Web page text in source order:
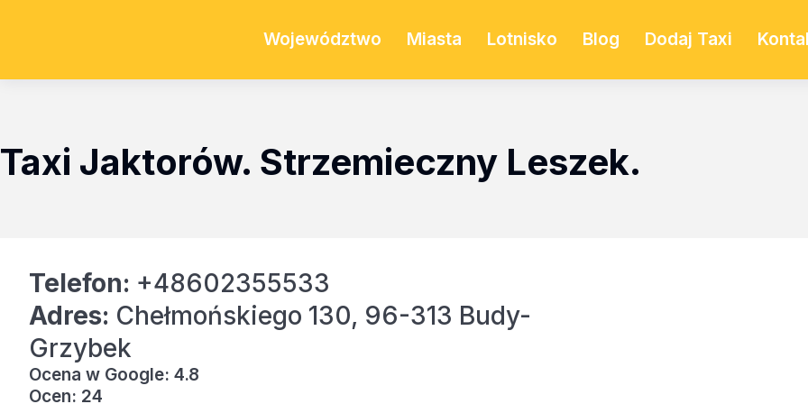
Województwo Miasta Lotnisko Blog Dodaj Taxi
Taxi Jaktorów. Strzemieczny Leszek.
Telefon: +48602355533
Adres: Chełmońskiego 130, 96-313 Budy-
Grzybek
Ocena w Google: 4.8
Ocen: 24